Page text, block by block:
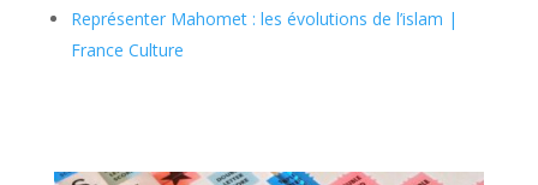
Représenter Mahomet : les évolutions de l’islam |
France Culture